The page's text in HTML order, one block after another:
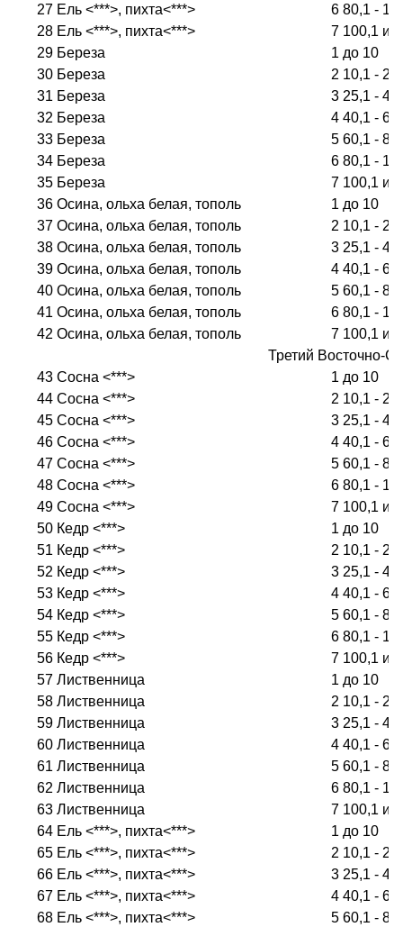
27 Ель <***>, пихта<***> 6 80,1 -
28 Ель <***>, пихта<***> 7 100,1 и
29 Береза 1 до 10
30 Береза 2 10,1 - 25
31 Береза 3 25,1 - 40
32 Береза 4 40,1 - 60
33 Береза 5 60,1 - 80
34 Береза 6 80,1 -
35 Береза 7 100,1 и
36 Осина, ольха белая, тополь 1 до 10
37 Осина, ольха белая, тополь 2 10,1 - 25
38 Осина, ольха белая, тополь 3 25,1 - 40
39 Осина, ольха белая, тополь 4 40,1 - 60
40 Осина, ольха белая, тополь 5 60,1 - 80
41 Осина, ольха белая, тополь 6 80,1 -
42 Осина, ольха белая, тополь 7 100,1 и
Третий Восточно-
43 Сосна <***> 1 до 10
44 Сосна <***> 2 10,1 - 25
45 Сосна <***> 3 25,1 - 40
46 Сосна <***> 4 40,1 - 60
47 Сосна <***> 5 60,1 - 80
48 Сосна <***> 6 80,1 -
49 Сосна <***> 7 100,1 и
50 Кедр <***> 1 до 10
51 Кедр <***> 2 10,1 - 25
52 Кедр <***> 3 25,1 - 40
53 Кедр <***> 4 40,1 - 60
54 Кедр <***> 5 60,1 - 80
55 Кедр <***> 6 80,1 -
56 Кедр <***> 7 100,1 и
57 Лиственница 1 до 10
58 Лиственница 2 10,1 - 25
59 Лиственница 3 25,1 - 40
60 Лиственница 4 40,1 - 60
61 Лиственница 5 60,1 - 80
62 Лиственница 6 80,1 -
63 Лиственница 7 100,1 и
64 Ель <***>, пихта<***> 1 до 10
65 Ель <***>, пихта<***> 2 10,1 - 25
66 Ель <***>, пихта<***> 3 25,1 - 40
67 Ель <***>, пихта<***> 4 40,1 - 60
68 Ель <***>, пихта<***> 5 60,1 - 80